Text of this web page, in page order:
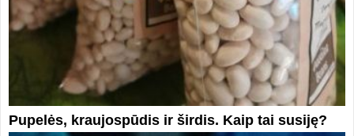
Pupelės, kraujospūdis ir širdis. Kaip tai susiję?